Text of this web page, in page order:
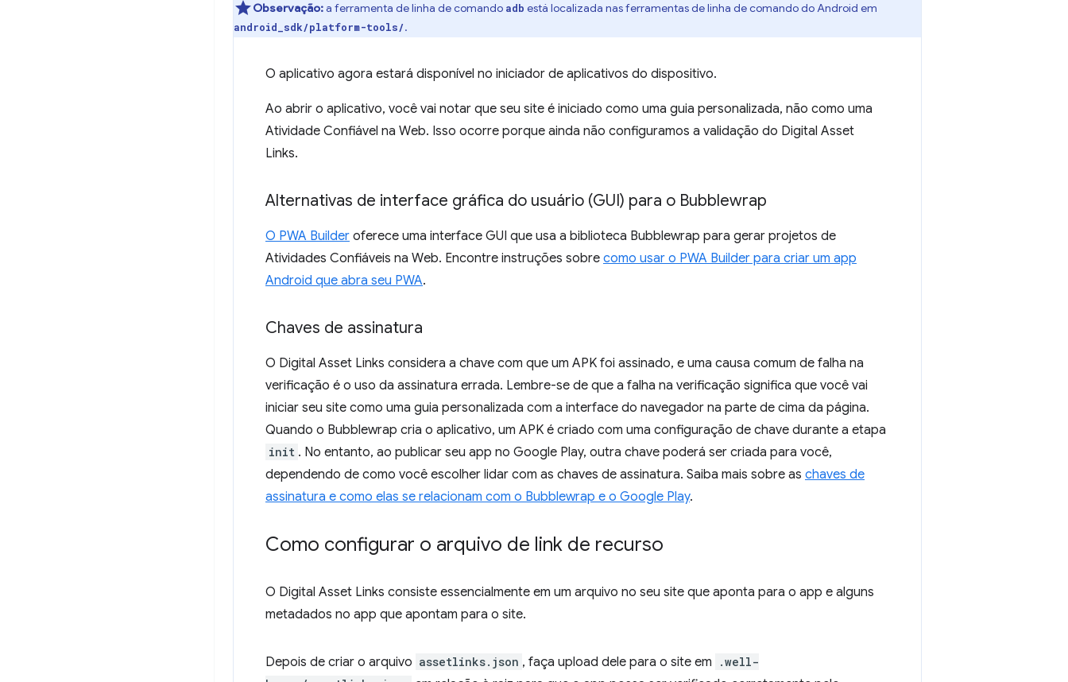
Observação:a ferramenta de linha de comando adb está localizada nas ferramentas de linha de comando do Android em
android_sdk/platform-tools/.
O aplicativo agora estará disponível no iniciador de aplicativos do dispositivo.
Ao abrir o aplicativo, você vai notar que seu site é iniciado como uma guia personalizada, não como uma
Atividade Confiável na Web. Isso ocorre porque ainda não configuramos a validação do Digital Asset
Links.
Alternativas de interface gráfica do usuário (GUI) para o Bubblewrap
O PWA Builder oferece uma interface GUI que usa a biblioteca Bubblewrap para gerar projetos de
Atividades Confiáveis na Web. Encontre instruções sobre como usar o PWA Builder para criar um app
Android que abra seu PWA.
Chaves de assinatura
O Digital Asset Links considera a chave com que um APK foi assinado, e uma causa comum de falha na
verificação é o uso da assinatura errada. Lembre-se de que a falha na verificação significa que você vai
iniciar seu site como uma guia personalizada com a interface do navegador na parte de cima da página.
Quando o Bubblewrap cria o aplicativo, um APK é criado com uma configuração de chave durante a etapa
init . No entanto, ao publicar seu app no Google Play, outra chave poderá ser criada para você,
dependendo de como você escolher lidar com as chaves de assinatura. Saiba mais sobre as chaves de
assinatura e como elas se relacionam com o Bubblewrap e o Google Play.
Como configurar o arquivo de link de recurso
O Digital Asset Links consiste essencialmente em um arquivo no seu site que aponta para o app e alguns
metadados no app que apontam para o site.
Depois de criar o arquivo assetlinks.json , faça upload dele para o site em
.well-